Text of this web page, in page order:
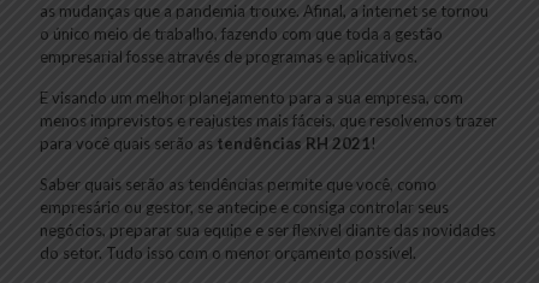
as mudanças que a pandemia trouxe. Afinal, a internet se tornou
o único meio de trabalho, fazendo com que toda a gestão
empresarial fosse através de programas e aplicativos.
E visando um melhor planejamento para a sua empresa, com
menos imprevistos e reajustes mais fáceis, que resolvemos trazer
para você quais serão as tendências RH 2021!
Saber quais serão as tendências permite que você, como
empresário ou gestor, se antecipe e consiga controlar seus
negócios, preparar sua equipe e ser flexível diante das novidades
do setor. Tudo isso com o menor orçamento possível.